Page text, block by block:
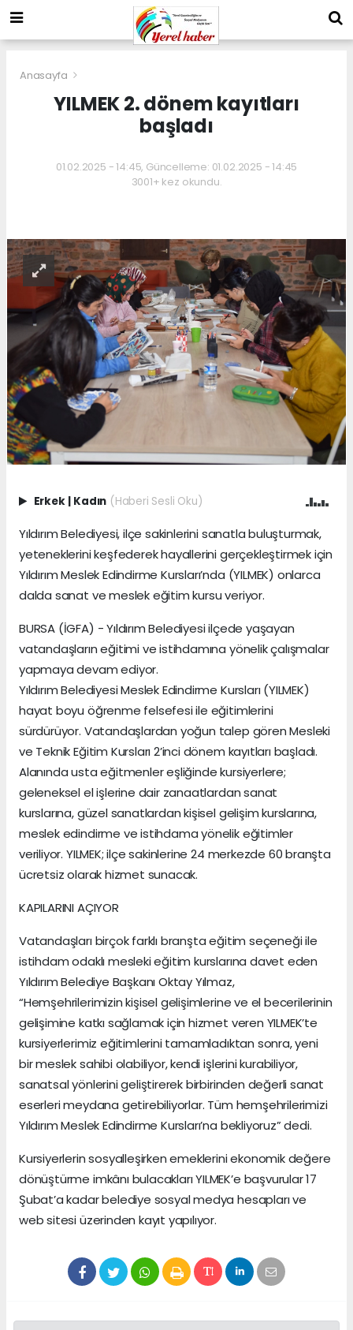
Anasayfa
YILMEK 2. dönem kayıtları
başladı
01.02.2025 - 14:45, Güncelleme: 01.02.2025 - 14:45
3001+ kez okundu.
Erkek Kadın (Haberi Sesli Oku)
Yıldırım Belediyesi, ilçe sakinlerini sanatla buluşturmak,
yeteneklerini keşfederek hayallerini gerçekleştirmek için
Yıldırım Meslek Edindirme Kursları’nda (YILMEK) onlarca
dalda sanat ve meslek eğitim kursu veriyor.
BURSA (İGFA) - Yıldırım Belediyesi ilçede yaşayan
vatandaşların eğitimi ve istihdamına yönelik çalışmalar
yapmaya devam ediyor.
Yıldırım Belediyesi Meslek Edindirme Kursları (YILMEK)
hayat boyu öğrenme felsefesi ile eğitimlerini
sürdürüyor. Vatandaşlardan yoğun talep gören Mesleki
ve Teknik Eğitim Kursları 2’inci dönem kayıtları başladı.
Alanında usta eğitmenler eşliğinde kursiyerlere;
geleneksel el işlerine dair zanaatlardan sanat
kurslarına, güzel sanatlardan kişisel gelişim kurslarına,
meslek edindirme ve istihdama yönelik eğitimler
veriliyor. YILMEK; ilçe sakinlerine 24 merkezde 60 branşta
ücretsiz olarak hizmet sunacak.
KAPILARINI AÇIYOR
Vatandaşları birçok farklı branşta eğitim seçeneği ile
istihdam odaklı mesleki eğitim kurslarına davet eden
Yıldırım Belediye Başkanı Oktay Yılmaz,
“Hemşehrilerimizin kişisel gelişimlerine ve el becerilerinin
gelişimine katkı sağlamak için hizmet veren YILMEK’te
kursiyerlerimiz eğitimlerini tamamladıktan sonra, yeni
bir meslek sahibi olabiliyor, kendi işlerini kurabiliyor,
sanatsal yönlerini geliştirerek birbirinden değerli sanat
eserleri meydana getirebiliyorlar. Tüm hemşehrilerimizi
Yıldırım Meslek Edindirme Kursları’na bekliyoruz” dedi.
Kursiyerlerin sosyalleşirken emeklerini ekonomik değere
dönüştürme imkânı bulacakları YILMEK’e başvurular 17
Şubat’a kadar belediye sosyal medya hesapları ve
web sitesi üzerinden kayıt yapılıyor.